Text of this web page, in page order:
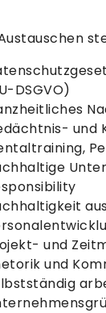
DSGVO)
und
und
und